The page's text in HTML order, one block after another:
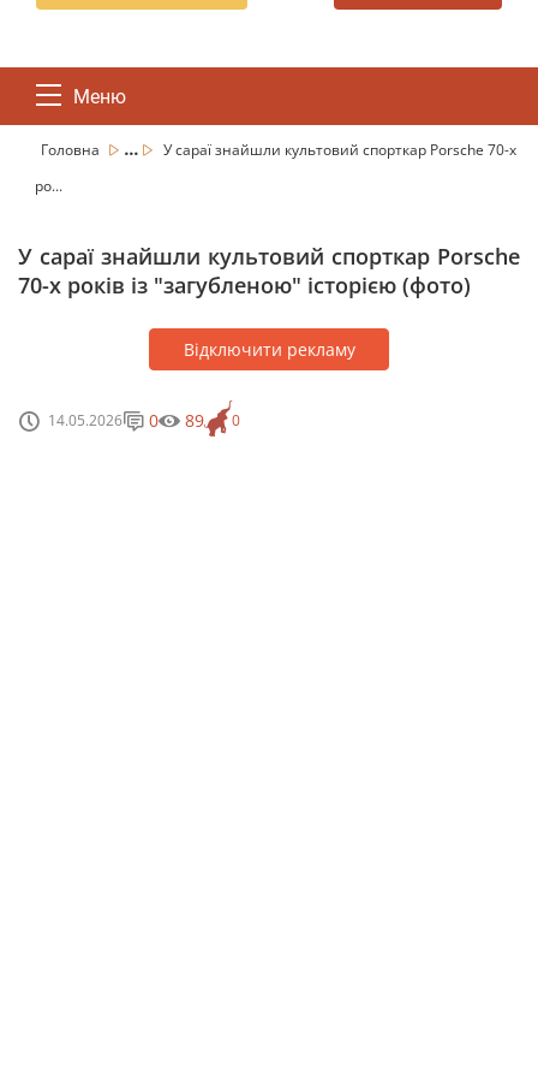
Меню
Головна ...
У сараї знайшли культовий спорткар Porsche 70-х
ро...
У сараї знайшли культовий спорткар Porsche
70-х років із "загубленою" історією (фото)
Відключити рекламу
14.05.2026 0
0 89